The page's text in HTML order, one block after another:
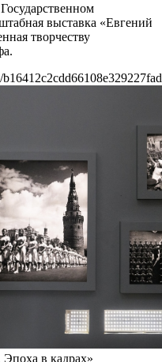
выставка «Евгений
творчеству
в кадрах»